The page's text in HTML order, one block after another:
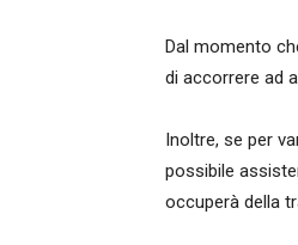
Dal momento
di accorrere ad
Inoltre, se per
possibile
occuperà della